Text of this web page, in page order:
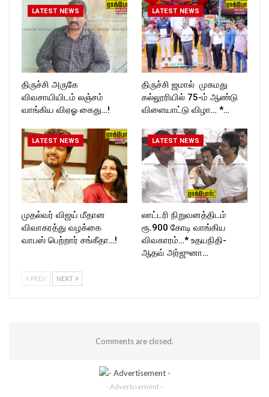
LATEST NEWS
திருச்சி அருகே
விவசாயியிடம் லஞ்சம்
வாங்கிய விஏஓ கைது…!
LATEST NEWS
திருச்சி ஜமால் முகமது
கல்லூரியில் 75-ம் ஆண்டு
விளையாட்டு விழா… *…
LATEST NEWS
முதல்வர் விஜய் மீதான
விவாகரத்து வழக்கை
வாபஸ் பெற்றார் சங்கீதா…!
LATEST NEWS
லாட்டரி நிறுவனத்திடம்
ரூ.900 கோடி வாங்கிய
விவகாரம்…* உதயநிதி-
ஆதவ் அர்ஜுனா…
PREV NEXT
Comments are closed.
- Advertisement -